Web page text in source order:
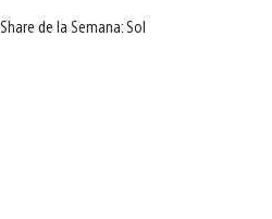
Share de la Semana: Sol